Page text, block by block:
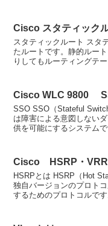
Cisco スタティック
スタティックルート スタ
たルートです。静的ルー
りしてもルーティングテ
Cisco WLC 9800
SSO SSO（Stateful
は障害による意図しない
供を可能にするシステム
Cisco HSRP・
HSRPとは HSRP（Hot
独自バージョンのプロト
するためのプロトコルで